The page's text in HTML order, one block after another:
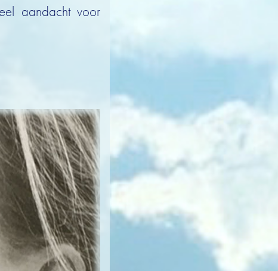
aandacht voor